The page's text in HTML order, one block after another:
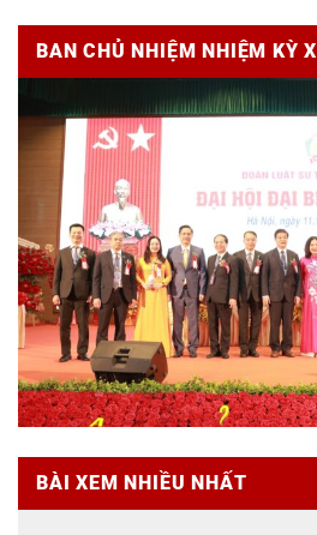
BAN CHỦ NHIỆM NHIỆM KỲ XI
BÀI XEM NHIỀU NHẤT